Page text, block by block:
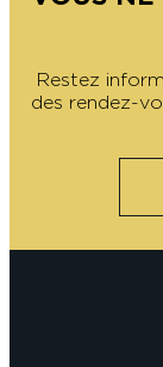
Restez
des rendez-